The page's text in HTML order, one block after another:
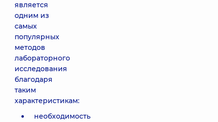
является
одним из
самых
популярных
методов
лабораторного
исследования
благодаря
таким
характеристикам:
необходимость